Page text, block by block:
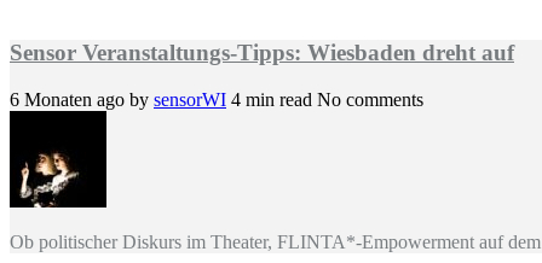
Sensor Veranstaltungs-Tipps: Wiesbaden dreht auf
6 Monaten ago by sensorWI 4 min read No comments
Ob politischer Diskurs im Theater, FLINTA*-Empowerment auf